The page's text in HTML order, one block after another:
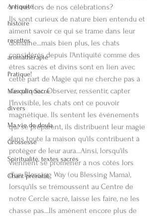
49
Audios
Antiquité
histoire
recettes
aromathérapie
Pratique!
Masculin Sacré
divers
Ma vie de doula
Grossesse
Spiritualité, textes sacrés
Chant prénatal
à nous lors de nos célébrations?
Ils sont curieux de nature bien entendu et
aiment savoir ce qui se trame dans leur
domaine...mais bien plus, les chats
considérés depuis l'Antiquité comme des
êtres sacrés et divins sont en lien avec
cette part de Magie qui ne cherche pas à
s'expliquer...Observer, ressentir, capter
l'Invisible, les chats ont ce pouvoir
magnétique. Ils sentent les événements
qui se préparent, ils distribuent leur magie
dans toute la maison qu'ils contribuent à
protéger de leur aura...Ainsi, lorsqu'ils
viennent se promener à nos côtés lors
d'un Blessing Way (ou Blessing Mama),
lorsqu'ils se trémoussent au Centre de
notre Cercle sacré, laisse les faire, ne les
chasse pas...Ils amènent encore plus de